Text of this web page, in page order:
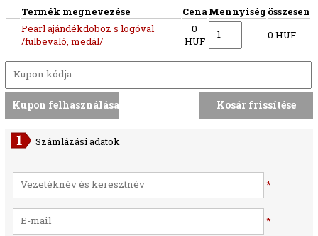
Termék megnevezése
CenaMennyiség összesen
Pearl ajándékdoboz s logóval
/fülbevaló, medál/
0
HUF
0 HUF
Számlázási adatok
*
*